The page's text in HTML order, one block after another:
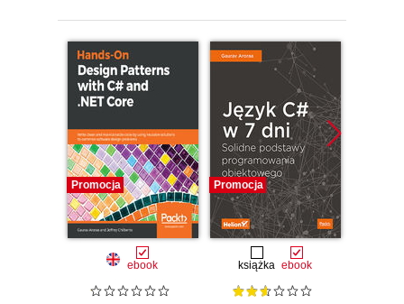
Promocja
ebook
Promocja
książka ebook